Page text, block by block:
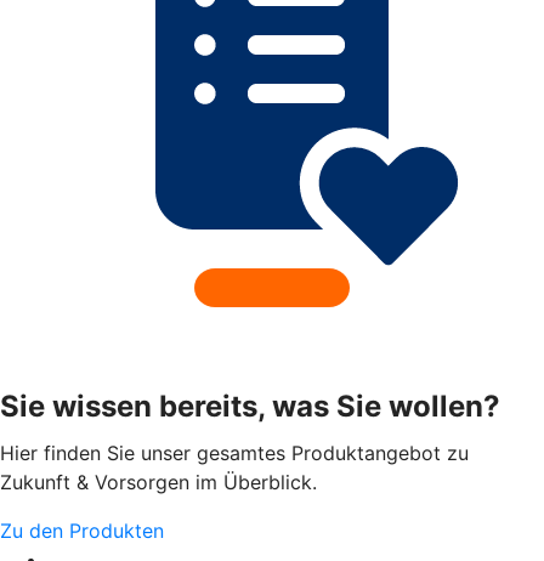
Sie wissen bereits, was Sie wollen?
Hier finden Sie unser gesamtes Produktangebot zu
Zukunft & Vorsorgen im Überblick.
Zu den Produkten